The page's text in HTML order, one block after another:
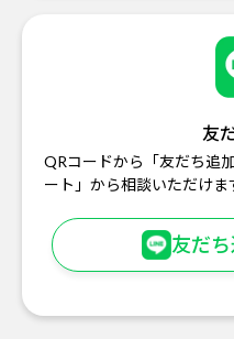
友
QRコードから「友だち追
ート」から相談いただけま
友だ